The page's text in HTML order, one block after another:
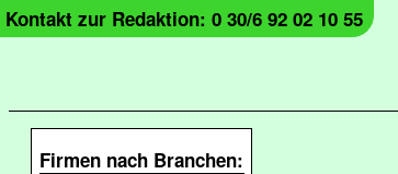
Kontakt zur Redaktion: 0 30/6 92 02 10 55
Firmen nach Branchen: